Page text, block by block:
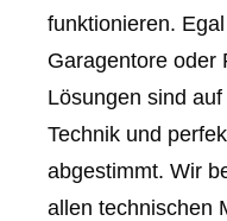
funktionieren.
Garagentore oder
Lösungen sind
Technik und
abgestimmt. Wir
allen technischen